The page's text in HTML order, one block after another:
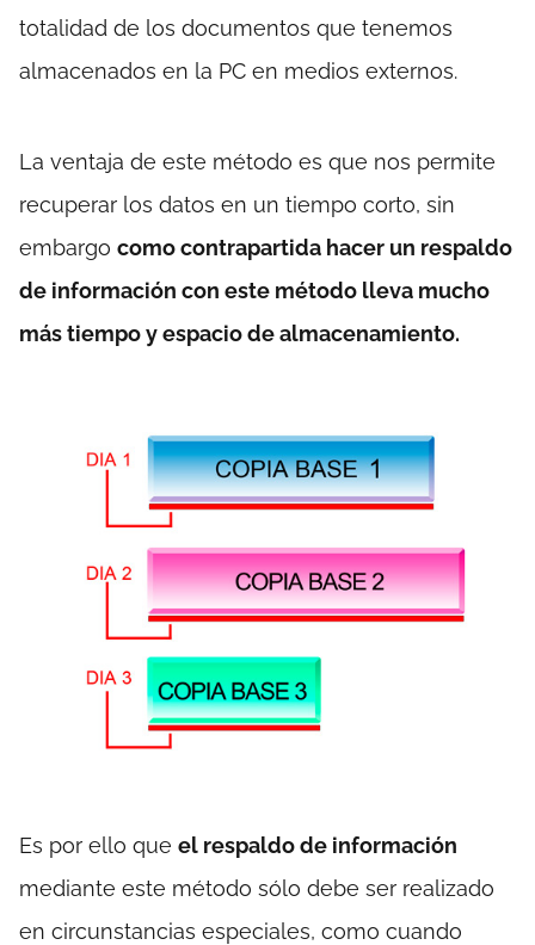
totalidad de los documentos que tenemos
almacenados en la PC en medios externos.
La ventaja de este método es que nos permite
recuperar los datos en un tiempo corto, sin
embargo como contrapartida hacer un respaldo
de información con este método lleva mucho
más tiempo y espacio de almacenamiento.
Es por ello que el respaldo de información
mediante este método sólo debe ser realizado
en circunstancias especiales, como cuando